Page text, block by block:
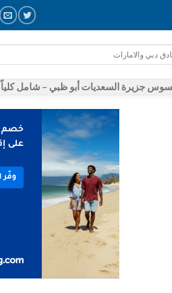
جزيرة السعديات أبو ظبي – شامل كلياً